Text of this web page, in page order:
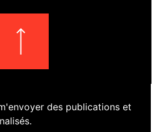
des publications et